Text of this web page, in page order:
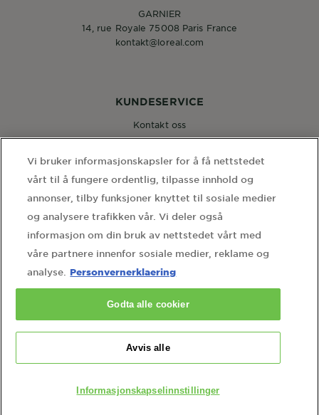
WEBSITE LINKS
home sidekart
personvernerklaering
informasjonskapselinnstillinger
kontakt personvernombudet
Country
KUNDESERVICE
Kontakt oss
FØLG OSS
GARNIER
14, rue Royale 75008 Paris France
kontakt@loreal.com
Vi bruker informasjonskapsler for å få nettstedet
vårt til å fungere ordentlig, tilpasse innhold og
annonser, tilby funksjoner knyttet til sosiale medier
og analysere trafikken vår. Vi deler også
informasjon om din bruk av nettstedet vårt med
våre partnere innenfor sosiale medier, reklame og
analyse.
Personvernerklaering
Informasjonskapselinnstillinger
Avvis alle
Godta alle cookier